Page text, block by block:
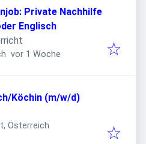
Private Nachhilfe
Englisch
Veröffentlicht
vor 1 Woche
Köchin (m/w/d)
Österreich